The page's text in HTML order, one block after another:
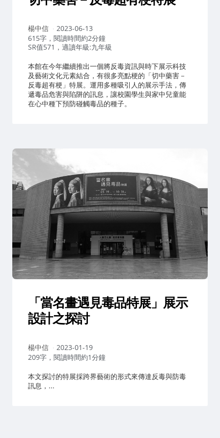
作
者：
楊中信
2023-06-13
615字，閱讀時間約2分鐘
SR值571，適讀年級:九年級
本館在今年繼續推出一個將反毒資訊與時下展示科技
及藝術文化元素結合，有很多亮點梗的「切中藥害－
反毒超有梗」特展。運用多種吸引人的展示手法，傳
遞毒品危害與陷阱的訊息，讓校園學生與家中兒童能
在心中種下預防碰觸毒品的種子。
「當名畫遇見毒品特展」展示
設計之探討
作
者：
楊中信
2023-01-19
209字，閱讀時間約1分鐘
本文探討的特展採跨界藝術的形式來傳達反毒與防毒
訊息，...